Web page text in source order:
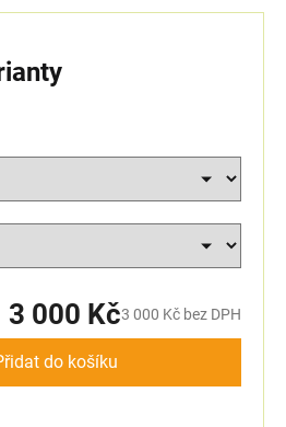
3 000 Kč3 000 Kč bez DPH
do košíku